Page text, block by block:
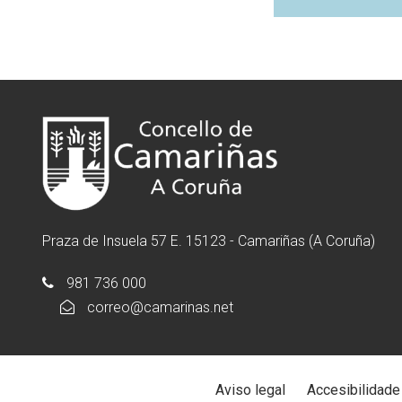
Praza de Insuela 57 E. 15123 - Camariñas (A Coruña)
981 736 000
correo@camarinas.net
Aviso legal Accesibilidade